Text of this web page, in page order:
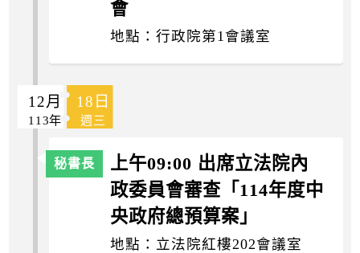
會
地點：行政院第1會議室
12月 18日
113年 週三
上午09:00 出席立法院內
政委員會審查「114年度中
央政府總預算案」
地點：立法院紅樓202會議室